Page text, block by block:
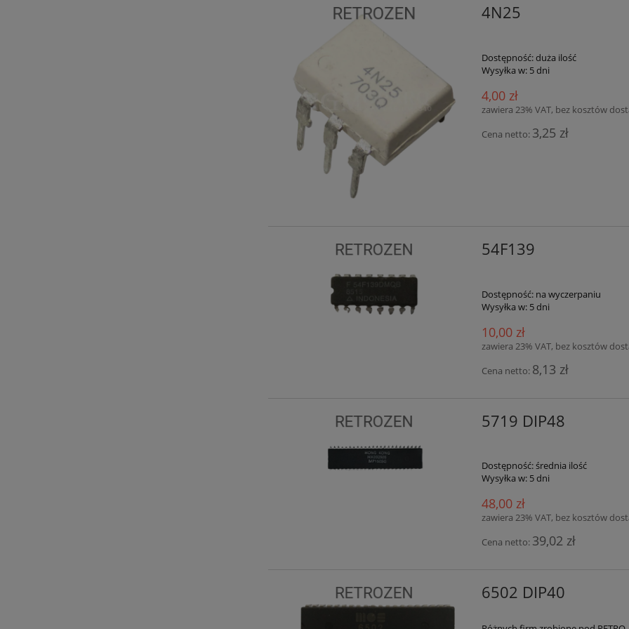
4N25
Dostępność:duża ilość
Wysyłka w: 5 dni
4,00 zł
zawiera 23% VAT, bez kosztów
Cena netto: 3,25 zł
54F139
Dostępność: na wyczerpaniu
Wysyłka w: 5 dni
10,00 zł
zawiera 23% VAT, bez kosztów
Cena netto: 8,13 zł
5719 DIP48
Dostępność:średnia ilość
Wysyłka w: 5 dni
48,00 zł
zawiera 23% VAT, bez kosztów
Cena netto: 39,02 zł
6502 DIP40